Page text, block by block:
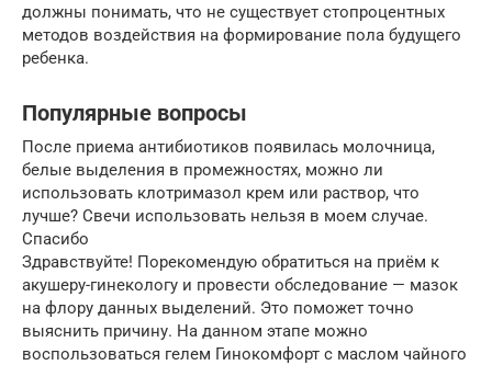
должны понимать, что не существует стопроцентных
методов воздействия на формирование пола будущего
ребенка.
Популярные вопросы
После приема антибиотиков появилась молочница,
белые выделения в промежностях, можно ли
использовать клотримазол крем или раствор, что
лучше? Свечи использовать нельзя в моем случае.
Спасибо
Здравствуйте! Порекомендую обратиться на приём к
акушеру-гинекологу и провести обследование — мазок
на флору данных выделений. Это поможет точно
выяснить причину. На данном этапе можно
воспользоваться гелем Гинокомфорт с маслом чайного